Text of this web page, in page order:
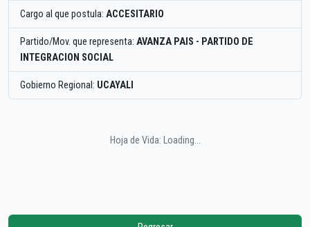
Cargo al que postula: ACCESITARIO
Partido/Mov. que representa: AVANZA PAIS - PARTIDO DE
INTEGRACION SOCIAL
Gobierno Regional: UCAYALI
Hoja de Vida: Loading...